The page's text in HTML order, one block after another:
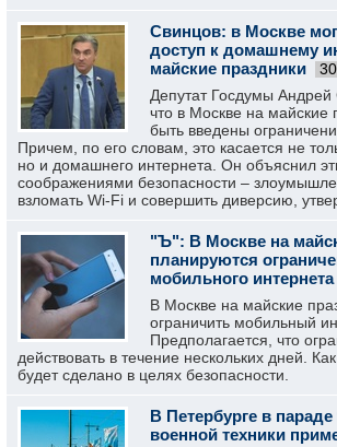
Свинцов: в Москве
доступ к домашнему
майские праздники
Депутат Госдумы Андрей
что в Москве на майские
быть введены
Причем, по его словам, это касается не
но и домашнего интернета. Он объяснил
соображениями безопасности –
взломать Wi-Fi и совершить диверсию,
"Ъ": В Москве на
планируются
мобильного интернета
В Москве на майские
ограничить мобильный
Предполагается, что
действовать в течение нескольких дней.
будет сделано в целях безопасности.
В Петербурге в
военной техники